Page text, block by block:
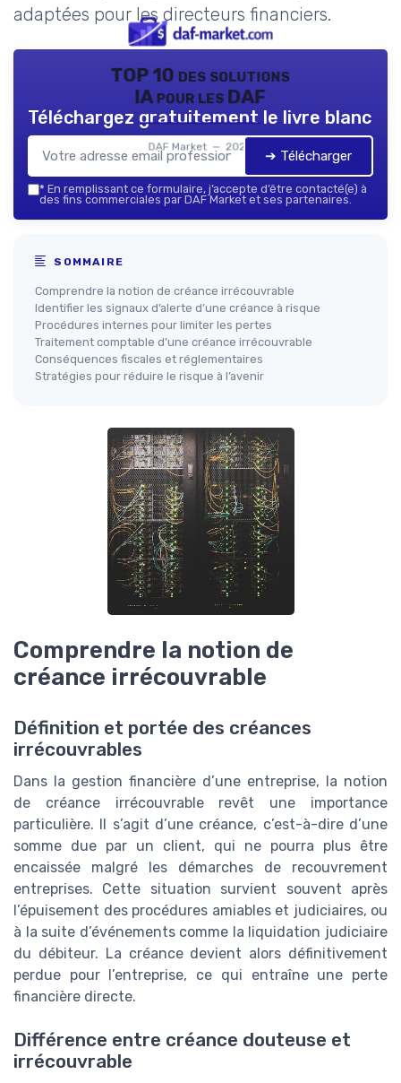
adaptées pour les directeurs financiers.
TOP 10 des solutions
IA pour les DAF
DAF Market — 2026
Téléchargez gratuitement le livre blanc
➔ Télécharger
* En remplissant ce formulaire, j’accepte d’être contacté(e) à
des fins commerciales par DAF Market et ses partenaires.
SOMMAIRE
Comprendre la notion de créance irrécouvrable
Identifier les signaux d’alerte d’une créance à risque
Procédures internes pour limiter les pertes
Traitement comptable d’une créance irrécouvrable
Conséquences fiscales et réglementaires
Stratégies pour réduire le risque à l’avenir
Comprendre la notion de
créance irrécouvrable
Définition et portée des créances
irrécouvrables
Dans la gestion financière d’une entreprise, la notion
de créance irrécouvrable revêt une importance
particulière. Il s’agit d’une créance, c’est-à-dire d’une
somme due par un client, qui ne pourra plus être
encaissée malgré les démarches de recouvrement
entreprises. Cette situation survient souvent après
l’épuisement des procédures amiables et judiciaires, ou
à la suite d’événements comme la liquidation judiciaire
du débiteur. La créance devient alors définitivement
perdue pour l’entreprise, ce qui entraîne une perte
financière directe.
Différence entre créance douteuse et
irrécouvrable